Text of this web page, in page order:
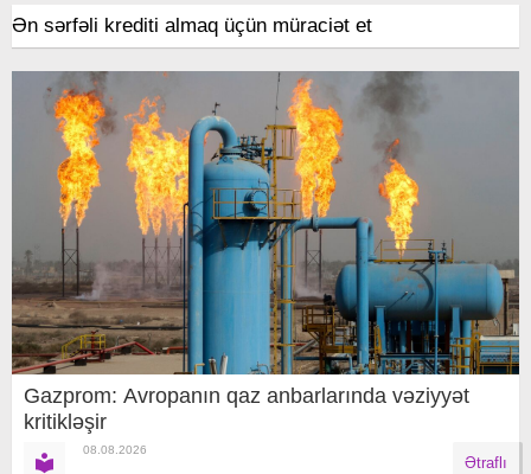
Ən sərfəli krediti almaq üçün müraciət et
Gazprom: Avropanın qaz anbarlarında vəziyyət
kritikləşir
08.08.2026
Ətraflı